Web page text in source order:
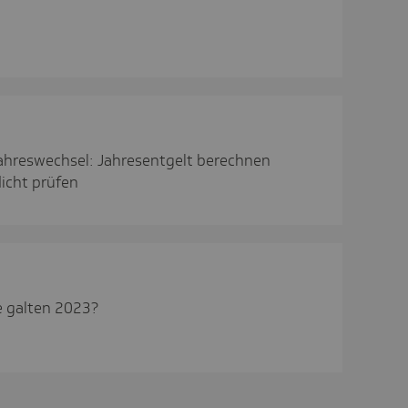
Jahresentgelt berechnen
prüfen
galten 2023?